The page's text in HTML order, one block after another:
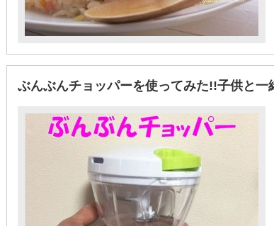
ぶんぶんチョッパーを使ってみた!!子供と一